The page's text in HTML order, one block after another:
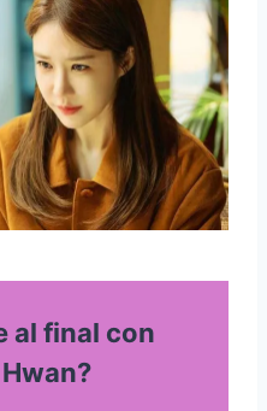
al final con